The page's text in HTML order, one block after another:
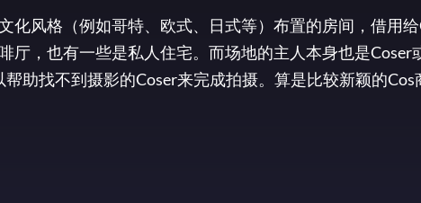
化风格（例如哥特、欧式、日式等）布置的房间，借用
厅，也有一些是私人住宅。而场地的主人本身也是Coser
助找不到摄影的Coser来完成拍摄。算是比较新颖的Cos